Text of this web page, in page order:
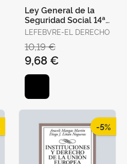
Ley General de la
Seguridad Social 14ª
Edc. 2025
LEFEBVRE-EL DERECHO
10,19 €
9,68 €
-5%